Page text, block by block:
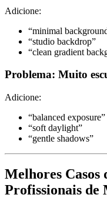
Adicione:
“minimal
“studio backdrop”
“clean gradient
Problema: Muito
Adicione:
“balanced exposure”
“soft daylight”
“gentle shadows”
Melhores Casos
Profissionais de